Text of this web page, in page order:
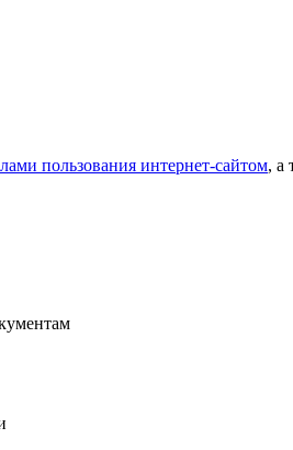
пользования интернет-сайтом, а